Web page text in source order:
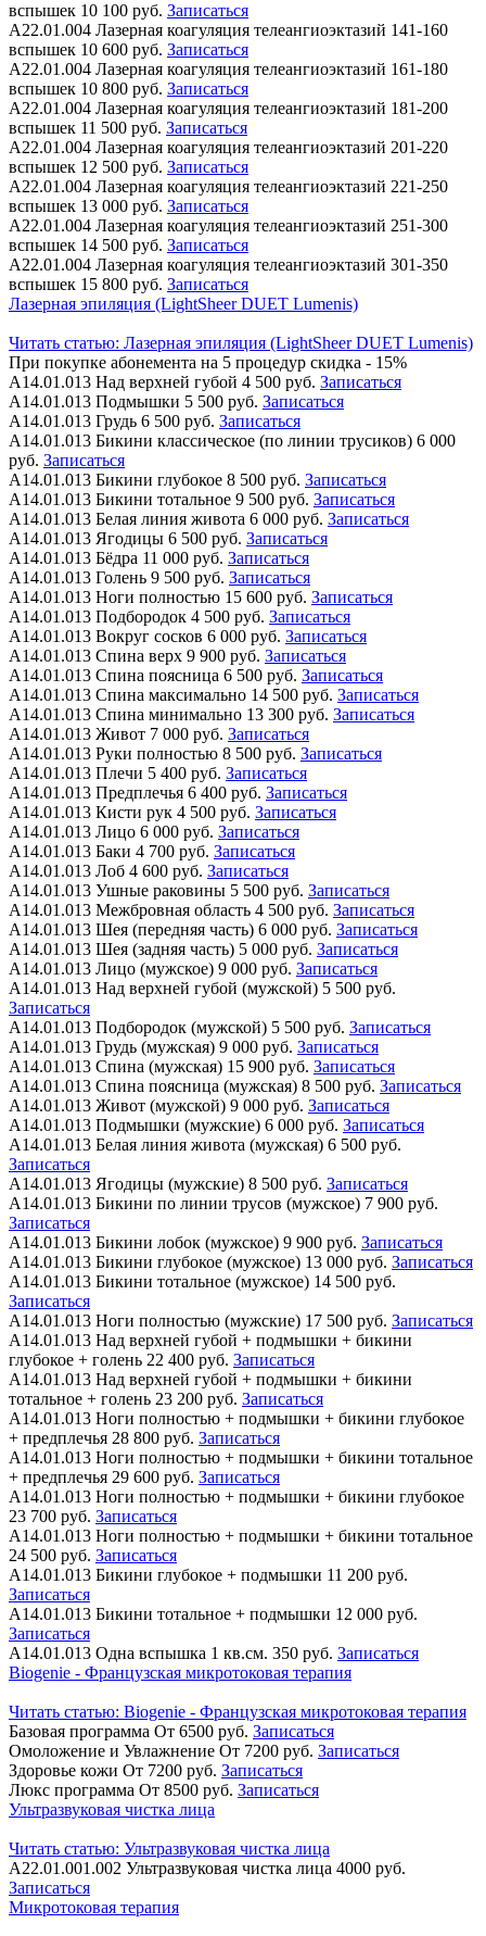
вспышек 10 100 руб. Записаться
А22.01.004 Лазерная коагуляция телеангиоэктазий 141-160
вспышек 10 600 руб. Записаться
А22.01.004 Лазерная коагуляция телеангиоэктазий 161-180
вспышек 10 800 руб. Записаться
А22.01.004 Лазерная коагуляция телеангиоэктазий 181-200
вспышек 11 500 руб. Записаться
А22.01.004 Лазерная коагуляция телеангиоэктазий 201-220
вспышек 12 500 руб. Записаться
А22.01.004 Лазерная коагуляция телеангиоэктазий 221-250
вспышек 13 000 руб. Записаться
А22.01.004 Лазерная коагуляция телеангиоэктазий 251-300
вспышек 14 500 руб. Записаться
А22.01.004 Лазерная коагуляция телеангиоэктазий 301-350
вспышек 15 800 руб. Записаться
Лазерная эпиляция (LightSheer DUET Lumenis)
Читать статью: Лазерная эпиляция (LightSheer DUET Lumenis)
При покупке абонемента на 5 процедур скидка - 15%
А14.01.013 Над верхней губой 4 500 руб. Записаться
А14.01.013 Подмышки 5 500 руб. Записаться
А14.01.013 Грудь 6 500 руб. Записаться
А14.01.013 Бикини классическое (по линии трусиков) 6 000
руб. Записаться
А14.01.013 Бикини глубокое 8 500 руб. Записаться
А14.01.013 Бикини тотальное 9 500 руб. Записаться
А14.01.013 Белая линия живота 6 000 руб. Записаться
А14.01.013 Ягодицы 6 500 руб. Записаться
А14.01.013 Бёдра 11 000 руб. Записаться
А14.01.013 Голень 9 500 руб. Записаться
А14.01.013 Ноги полностью 15 600 руб. Записаться
А14.01.013 Подбородок 4 500 руб. Записаться
А14.01.013 Вокруг сосков 6 000 руб. Записаться
А14.01.013 Спина верх 9 900 руб. Записаться
А14.01.013 Спина поясница 6 500 руб. Записаться
А14.01.013 Спина максимально 14 500 руб. Записаться
А14.01.013 Спина минимально 13 300 руб. Записаться
А14.01.013 Живот 7 000 руб. Записаться
А14.01.013 Руки полностью 8 500 руб. Записаться
А14.01.013 Плечи 5 400 руб. Записаться
А14.01.013 Предплечья 6 400 руб. Записаться
А14.01.013 Кисти рук 4 500 руб. Записаться
А14.01.013 Лицо 6 000 руб. Записаться
А14.01.013 Баки 4 700 руб. Записаться
А14.01.013 Лоб 4 600 руб. Записаться
А14.01.013 Ушные раковины 5 500 руб. Записаться
А14.01.013 Межбровная область 4 500 руб. Записаться
А14.01.013 Шея (передняя часть) 6 000 руб. Записаться
А14.01.013 Шея (задняя часть) 5 000 руб. Записаться
А14.01.013 Лицо (мужское) 9 000 руб. Записаться
А14.01.013 Над верхней губой (мужской) 5 500 руб.
Записаться
А14.01.013 Подбородок (мужской) 5 500 руб. Записаться
А14.01.013 Грудь (мужская) 9 000 руб. Записаться
А14.01.013 Спина (мужская) 15 900 руб. Записаться
А14.01.013 Спина поясница (мужская) 8 500 руб. Записаться
А14.01.013 Живот (мужской) 9 000 руб. Записаться
А14.01.013 Подмышки (мужские) 6 000 руб. Записаться
А14.01.013 Белая линия живота (мужская) 6 500 руб.
Записаться
А14.01.013 Ягодицы (мужские) 8 500 руб. Записаться
А14.01.013 Бикини по линии трусов (мужское) 7 900 руб.
Записаться
А14.01.013 Бикини лобок (мужское) 9 900 руб. Записаться
А14.01.013 Бикини глубокое (мужское) 13 000 руб. Записаться
А14.01.013 Бикини тотальное (мужское) 14 500 руб.
Записаться
А14.01.013 Ноги полностью (мужские) 17 500 руб. Записаться
А14.01.013 Над верхней губой + подмышки + бикини
глубокое + голень 22 400 руб. Записаться
А14.01.013 Над верхней губой + подмышки + бикини
тотальное + голень 23 200 руб. Записаться
А14.01.013 Ноги полностью + подмышки + бикини глубокое
+ предплечья 28 800 руб. Записаться
А14.01.013 Ноги полностью + подмышки + бикини тотальное
+ предплечья 29 600 руб. Записаться
А14.01.013 Ноги полностью + подмышки + бикини глубокое
23 700 руб. Записаться
А14.01.013 Ноги полностью + подмышки + бикини тотальное
24 500 руб. Записаться
А14.01.013 Бикини глубокое + подмышки 11 200 руб.
Записаться
А14.01.013 Бикини тотальное + подмышки 12 000 руб.
Записаться
А14.01.013 Одна вспышка 1 кв.см. 350 руб. Записаться
Biogenie - Французская микротоковая терапия
Читать статью: Biogenie - Французская микротоковая терапия
Базовая программа От 6500 руб. Записаться
Омоложение и Увлажнение От 7200 руб. Записаться
Здоровье кожи От 7200 руб. Записаться
Люкс программа От 8500 руб. Записаться
Ультразвуковая чистка лица
Читать статью: Ультразвуковая чистка лица
А22.01.001.002 Ультразвуковая чистка лица 4000 руб.
Записаться
Микротоковая терапия